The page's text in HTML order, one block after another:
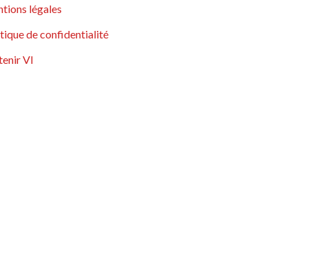
légales
de confidentialité
VI